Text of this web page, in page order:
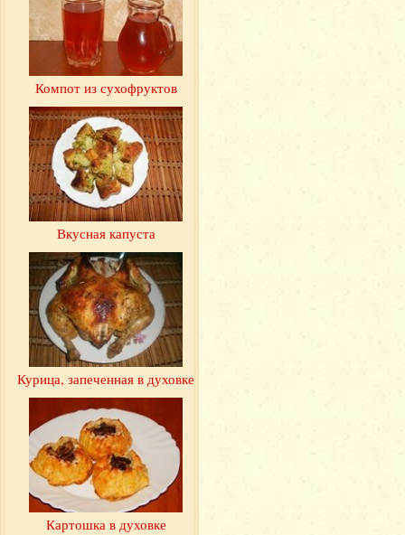
Компот из сухофруктов
Вкусная капуста
Курица, запеченная в духовке
Картошка в духовке